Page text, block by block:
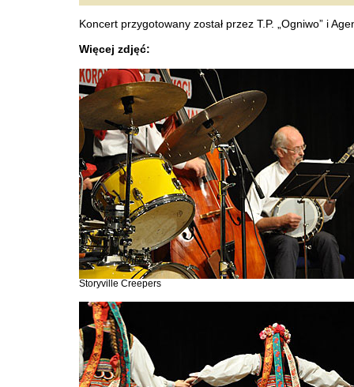
Koncert przygotowany został przez T.P. „Ogniwo” i
Więcej zdjęć:
Storyville Creepers